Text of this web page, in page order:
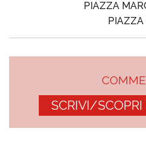
PIAZZA
PIAZZA
SCRIVI/